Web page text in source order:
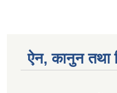
ऐन, कानुन तथा